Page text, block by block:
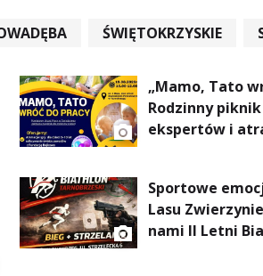
ŚWIĘTOKRZYSKIE
„Mamo, Tato
Rodzinny
ekspertów i
Sportowe
Lasu
nami II Letni